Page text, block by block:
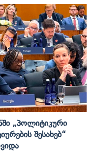
„პოლიტიკური
Შესახებ“